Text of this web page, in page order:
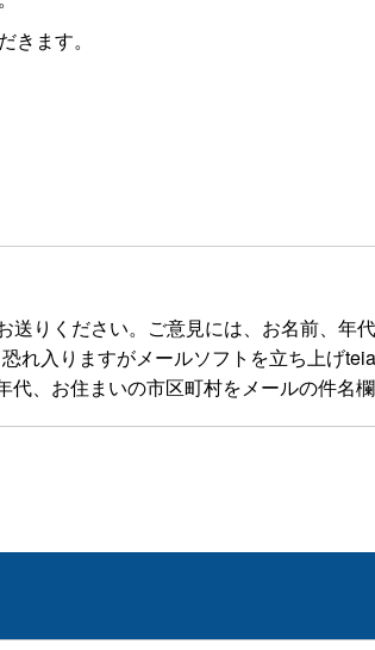
ます。
送りください。ご意見には、お名前、年
入りますがメールソフトを立ち上げ
、お住まいの市区町村をメールの件名欄